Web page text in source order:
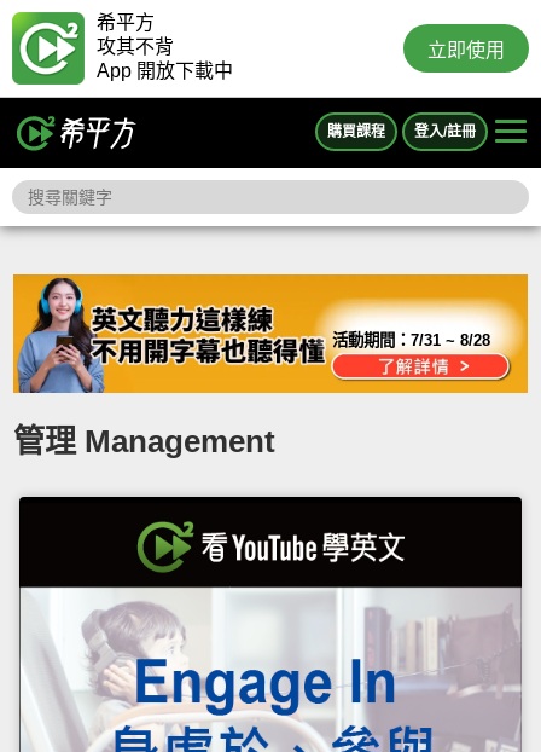
希平方
攻其不背
App 開放下載中
立即使用
購買課程 登入/註冊
活動期間：7/31 ~ 8/28
管理 Management